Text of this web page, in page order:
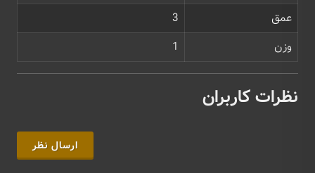
عمق
3
وزن
1
نظرات کاربران
ارسال نظر